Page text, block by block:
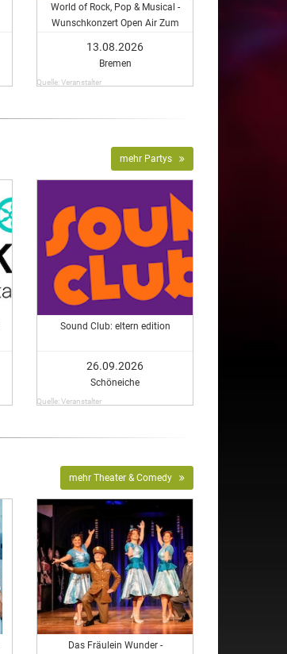
World of Rock, Pop & Musical -
Wunschkonzert Open Air Zum
Konzert - Musical meets Rock &
Pop
13.08.2026
Bremen
Quelle: Veranstalter
mehr Partys
Sound Club: eltern edition
26.09.2026
Schöneiche
Quelle: Veranstalter
mehr Theater & Comedy
Das Fräulein Wunder -